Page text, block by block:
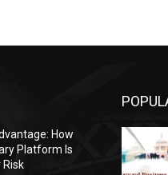
How
Platform Is
Risk